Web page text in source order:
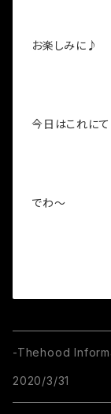
お楽しみに♪
今日はこれにて
でわ～
-Thehood
2020/3/31